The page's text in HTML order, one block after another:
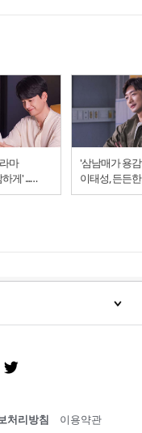
마
게' ...
그리고
'삼남매가 용
이태성, 든든
Twitter
처리방침
이용약관